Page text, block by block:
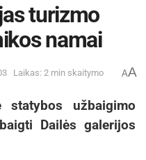
turizmo
namai
Laikas: 2 min skaitymo AA
užbaigimo
Dailės galerijos